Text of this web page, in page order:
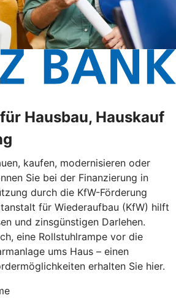
Hausbau, Hauskauf
kaufen, modernisieren oder
Sie bei der Finanzierung in
durch die KfW-Förderung
für Wiederaufbau (KfW) hilft
und zinsgünstigen Darlehen.
eine Rollstuhlrampe vor die
ums Haus – einen
erhalten Sie hier.